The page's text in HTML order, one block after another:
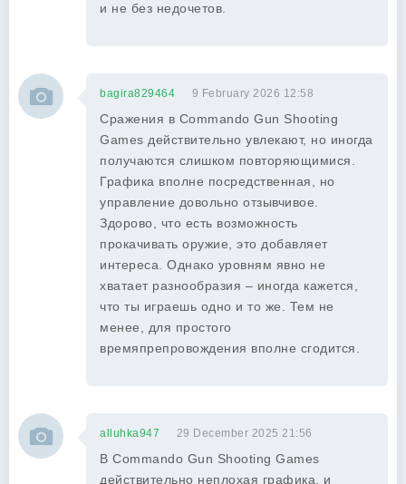
и не без недочетов.
bagira829464 9 February 2026 12:58
Сражения в Commando Gun Shooting
Games действительно увлекают, но иногда
получаются слишком повторяющимися.
Графика вполне посредственная, но
управление довольно отзывчивое.
Здорово, что есть возможность
прокачивать оружие, это добавляет
интереса. Однако уровням явно не
хватает разнообразия – иногда кажется,
что ты играешь одно и то же. Тем не
менее, для простого
времяпрепровождения вполне сгодится.
alluhka947 29 December 2025 21:56
В Commando Gun Shooting Games
действительно неплохая графика, и